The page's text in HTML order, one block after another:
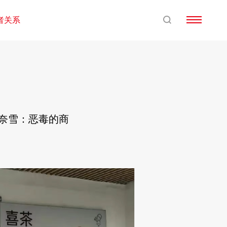
关系
雪：恶毒的商